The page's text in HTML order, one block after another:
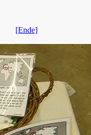
[Ende]